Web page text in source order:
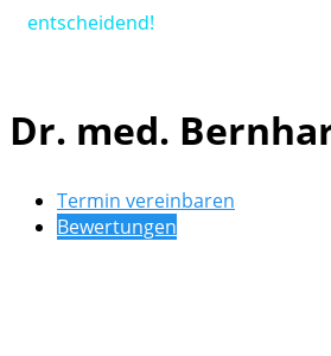
entscheidend!
Dr. med.
Termin vereinbaren
Bewertungen